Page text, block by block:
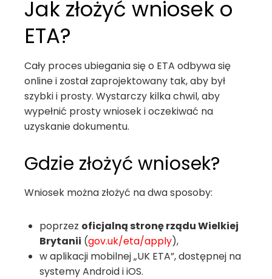
Jak złożyć wniosek o
ETA?
Cały proces ubiegania się o ETA odbywa się
online i został zaprojektowany tak, aby był
szybki i prosty. Wystarczy kilka chwil, aby
wypełnić prosty wniosek i oczekiwać na
uzyskanie dokumentu.
Gdzie złożyć wniosek?
Wniosek można złożyć na dwa sposoby:
poprzez oficjalną stronę rządu Wielkiej
Brytanii (gov.uk/eta/apply),
w aplikacji mobilnej „UK ETA”, dostępnej na
systemy Android i iOS.